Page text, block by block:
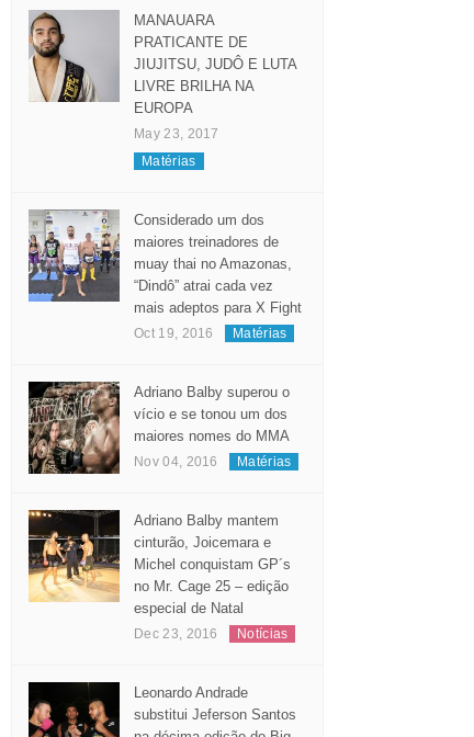
MANAUARA
PRATICANTE DE
JIUJITSU, JUDÔ E LUTA
LIVRE BRILHA NA
EUROPA
May 23, 2017
Matérias
Considerado um dos
maiores treinadores de
muay thai no Amazonas,
“Dindô” atrai cada vez
mais adeptos para X Fight
Oct 19, 2016 Matérias
Adriano Balby superou o
vício e se tonou um dos
maiores nomes do MMA
Nov 04, 2016 Matérias
Adriano Balby mantem
cinturão, Joicemara e
Michel conquistam GP´s
no Mr. Cage 25 – edição
especial de Natal
Dec 23, 2016 Notícias
Leonardo Andrade
substitui Jeferson Santos